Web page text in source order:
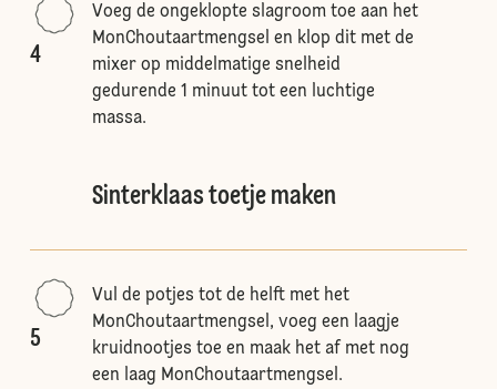
4
Voeg de ongeklopte slagroom toe aan het
MonChoutaartmengsel en klop dit met de
mixer op middelmatige snelheid
gedurende 1 minuut tot een luchtige
massa.
Sinterklaas toetje maken
5
Vul de potjes tot de helft met het
MonChoutaartmengsel, voeg een laagje
kruidnootjes toe en maak het af met nog
een laag MonChoutaartmengsel.